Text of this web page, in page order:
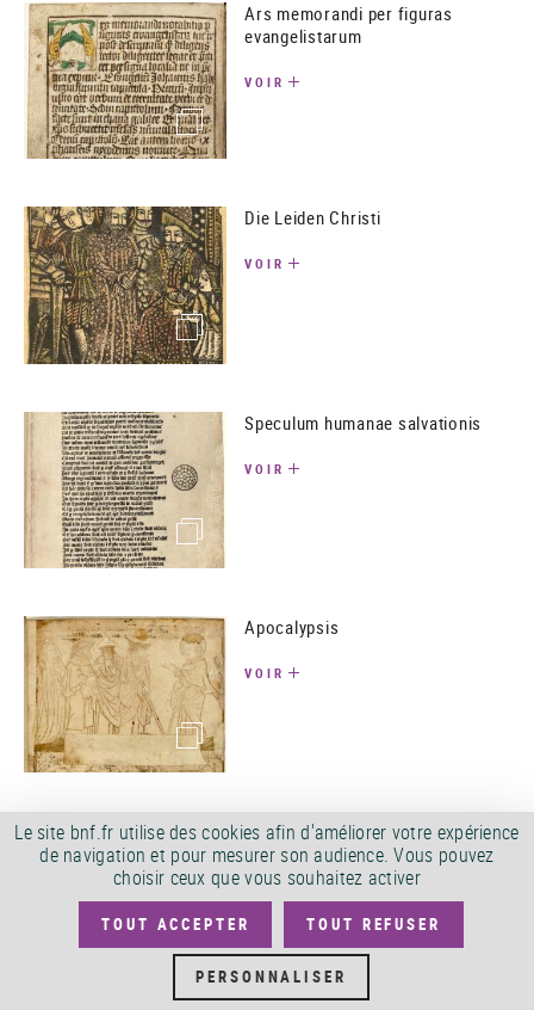
(image)
Ars memorandi per figuras
evangelistarum
VOIR
(image)
Die Leiden Christi
VOIR
(image)
Speculum humanae salvationis
VOIR
(image)
Apocalypsis
VOIR
(image)
Exercitium super Pater Noster
VOIR
Le site bnf.fr utilise des cookies afin d'améliorer votre expérience
de navigation et pour mesurer son audience. Vous pouvez
choisir ceux que vous souhaitez activer
TOUT ACCEPTER TOUT REFUSER
PERSONNALISER